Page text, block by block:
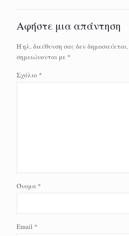
Αφήστε μια απάντηση
Η ηλ. διεύθυνση σας δεν δημοσιεύεται.
σημειώνονται με *
Σχόλιο *
Όνομα *
Email *